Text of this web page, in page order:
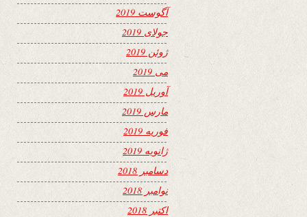
آگوست 2019
جولای 2019
ژوئن 2019
می 2019
آوریل 2019
مارس 2019
فوریه 2019
ژانویه 2019
دسامبر 2018
نوامبر 2018
اکتبر 2018